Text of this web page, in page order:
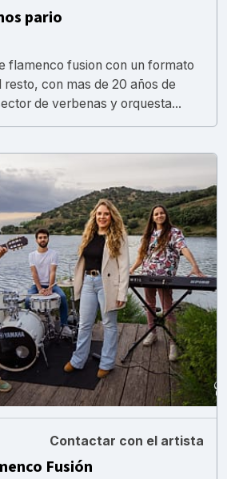
pario
flamenco fusion con un formato
con mas de 20 años de
de verbenas y orquesta...
Contactar con el artista
Fusión